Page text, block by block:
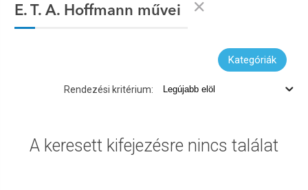
E. T. A. Hoffmann művei
Kategóriák
Rendezési kritérium:
A keresett kifejezésre nincs találat